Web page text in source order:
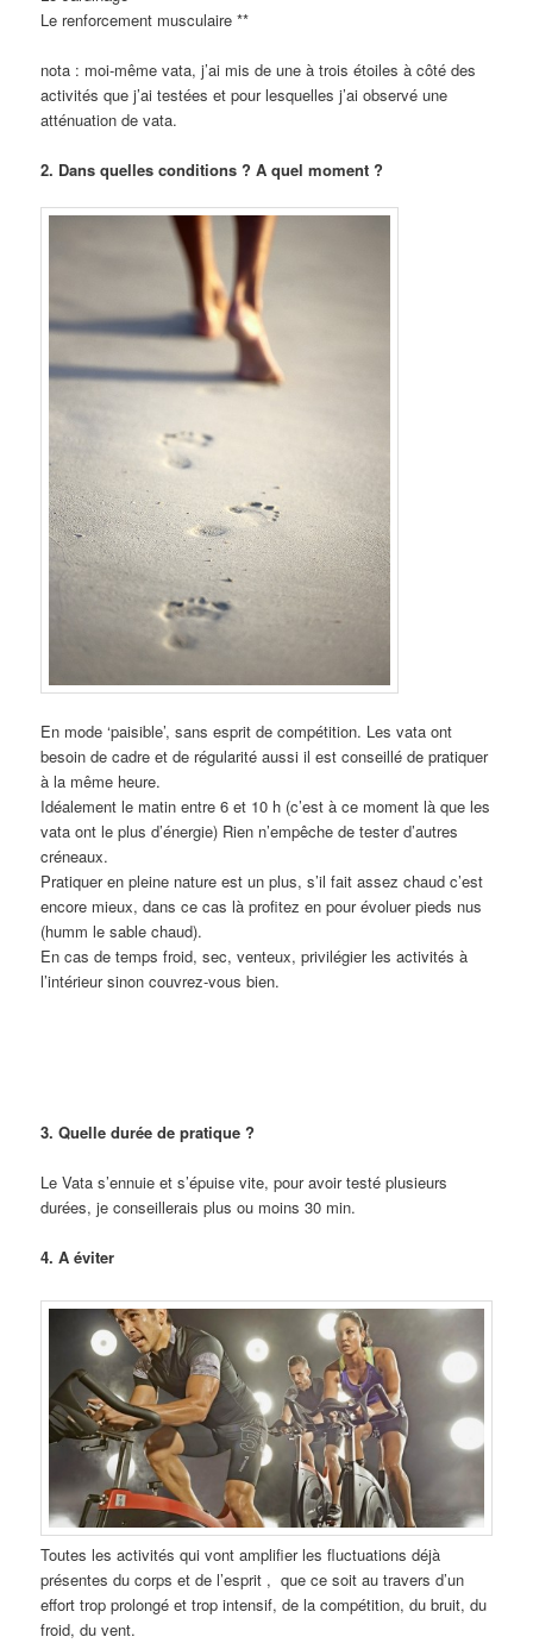
Le renforcement musculaire **
nota : moi-même vata, j’ai mis de une à trois étoiles à côté des
activités que j’ai testées et pour lesquelles j’ai observé une
atténuation de vata.
2. Dans quelles conditions ? A quel moment ?
En mode ‘paisible’, sans esprit de compétition. Les vata ont
besoin de cadre et de régularité aussi il est conseillé de pratiquer
à la même heure.
Idéalement le matin entre 6 et 10 h (c’est à ce moment là que les
vata ont le plus d’énergie) Rien n’empêche de tester d’autres
créneaux.
Pratiquer en pleine nature est un plus, s’il fait assez chaud c’est
encore mieux, dans ce cas là profitez en pour évoluer pieds nus
(humm le sable chaud).
En cas de temps froid, sec, venteux, privilégier les activités à
l’intérieur sinon couvrez-vous bien.
3. Quelle durée de pratique ?
Le Vata s’ennuie et s’épuise vite, pour avoir testé plusieurs
durées, je conseillerais plus ou moins 30 min.
4. A éviter
Toutes les activités qui vont amplifier les fluctuations déjà
présentes du corps et de l’esprit , que ce soit au travers d’un
effort trop prolongé et trop intensif, de la compétition, du bruit, du
froid, du vent.